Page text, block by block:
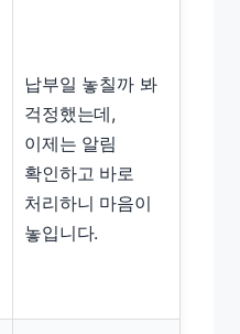
납부일 놓칠까 봐
걱정했는데,
이제는 알림
확인하고 바로
처리하니 마음이
놓입니다.